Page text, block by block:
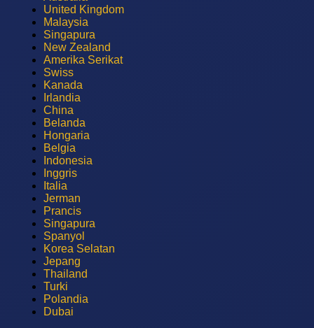
United Kingdom
Malaysia
Singapura
New Zealand
Amerika Serikat
Swiss
Kanada
Irlandia
China
Belanda
Hongaria
Belgia
Indonesia
Inggris
Italia
Jerman
Prancis
Singapura
Spanyol
Korea Selatan
Jepang
Thailand
Turki
Polandia
Dubai